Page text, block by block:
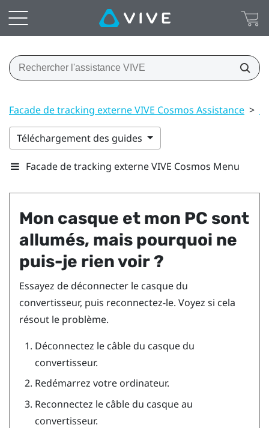
Facade de tracking externe VIVE Cosmos Assistance >
Téléchargement des guides
Facade de tracking externe VIVE Cosmos Menu
Mon casque et mon PC sont
allumés, mais pourquoi ne
puis-je rien voir ?
Essayez de déconnecter le casque du
convertisseur, puis reconnectez-le. Voyez si cela
résout le problème.
Déconnectez le câble du casque du
convertisseur.
Redémarrez votre ordinateur.
Reconnectez le câble du casque au
convertisseur.